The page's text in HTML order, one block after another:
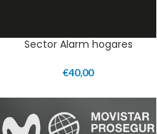
Sector Alarm hogares
€40,00